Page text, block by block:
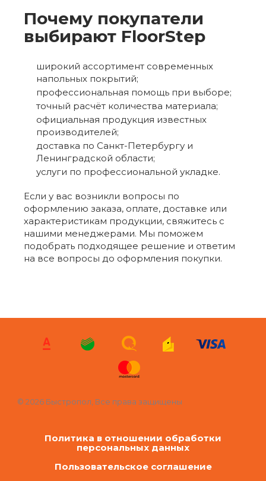
Почему покупатели
выбирают FloorStep
широкий ассортимент современных
напольных покрытий;
профессиональная помощь при выборе;
точный расчёт количества материала;
официальная продукция известных
производителей;
доставка по Санкт-Петербургу и
Ленинградской области;
услуги по профессиональной укладке.
Если у вас возникли вопросы по
оформлению заказа, оплате, доставке или
характеристикам продукции, свяжитесь с
нашими менеджерами. Мы поможем
подобрать подходящее решение и ответим
на все вопросы до оформления покупки.
© 2026 Быстропол, Все права защищены
Политика в отношении обработки
персональных данных
Пользовательское соглашение